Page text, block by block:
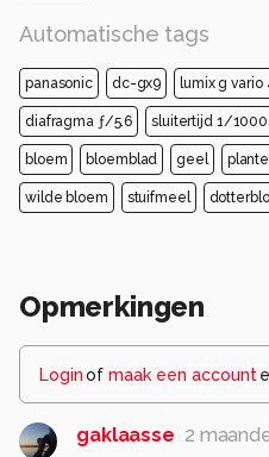
Automatische tags
panasonic dc-gx9 lumix g
diafragma ƒ/5.6 sluitertijd 1/
bloem bloemblad geel
wilde bloem stuifmeel
Opmerkingen
Loginof maak een account
gaklaasse 2